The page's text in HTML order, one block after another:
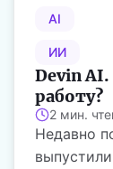
AI
ИИ
Devin
работу?
2 мин.
Недавно